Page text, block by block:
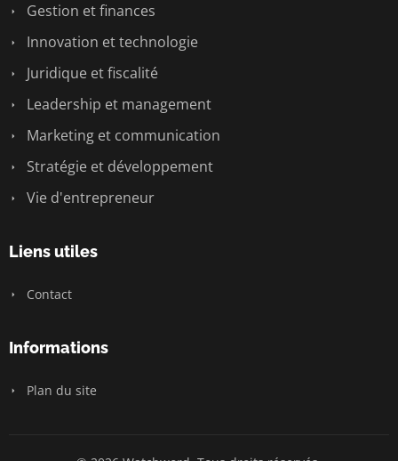
Gestion et finances
Innovation et technologie
Juridique et fiscalité
Leadership et management
Marketing et communication
Stratégie et développement
Vie d'entrepreneur
Liens utiles
Contact
Informations
Plan du site